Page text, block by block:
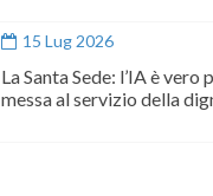
15 Lug 2026
La Santa Sede: l’IA è vero
messa al servizio della